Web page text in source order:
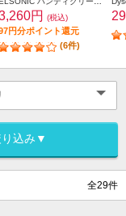
円 (税込)
円分ポイント還元
(6件)
り込み▼
全29件